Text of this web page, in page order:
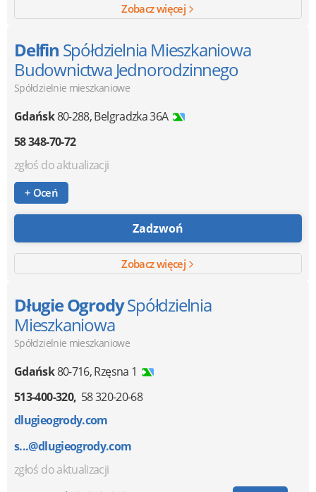
Zobacz więcej
Delfin Spółdzielnia Mieszkaniowa
Budownictwa Jednorodzinnego
Spółdzielnie mieszkaniowe
Gdańsk80-288,Belgradzka 36A
58 348-70-72
zgłoś do aktualizacji
+ Oceń
Zadzwoń
Zobacz więcej
Długie OgrodySpółdzielnia
Mieszkaniowa
Spółdzielnie mieszkaniowe
Gdańsk80-716,Rzęsna 1
513-400-320 58 320-20-68
dlugieogrody.com
s...@dlugieogrody.com
zgłoś do aktualizacji